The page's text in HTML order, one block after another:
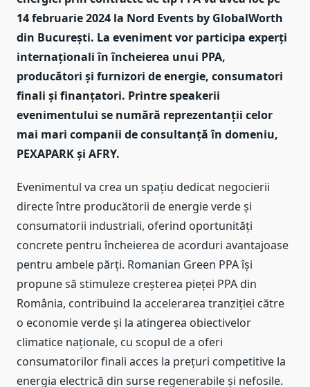
14 februarie 2024 la Nord Events by GlobalWorth
din București. La eveniment vor participa experți
internaționali în încheierea unui PPA,
producători și furnizori de energie, consumatori
finali și finanțatori. Printre speakerii
evenimentului se numără reprezentanții celor
mai mari companii de consultanță în domeniu,
PEXAPARK și AFRY.
Evenimentul va crea un spațiu dedicat negocierii
directe între producătorii de energie verde și
consumatorii industriali, oferind oportunități
concrete pentru încheierea de acorduri avantajoase
pentru ambele părți. Romanian Green PPA își
propune să stimuleze creșterea pieței PPA din
România, contribuind la accelerarea tranziției către
o economie verde și la atingerea obiectivelor
climatice naționale, cu scopul de a oferi
consumatorilor finali acces la prețuri competitive la
energia electrică din surse regenerabile și nefosile.